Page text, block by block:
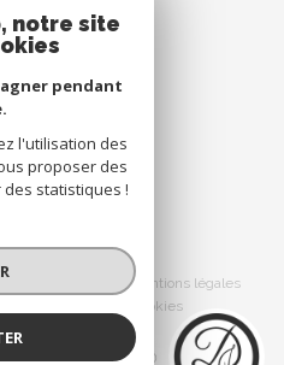
Dorimmo
droits réservés
Mentions légales
Cookies
notre site
pendant
l'utilisation des
proposer des
statistiques !